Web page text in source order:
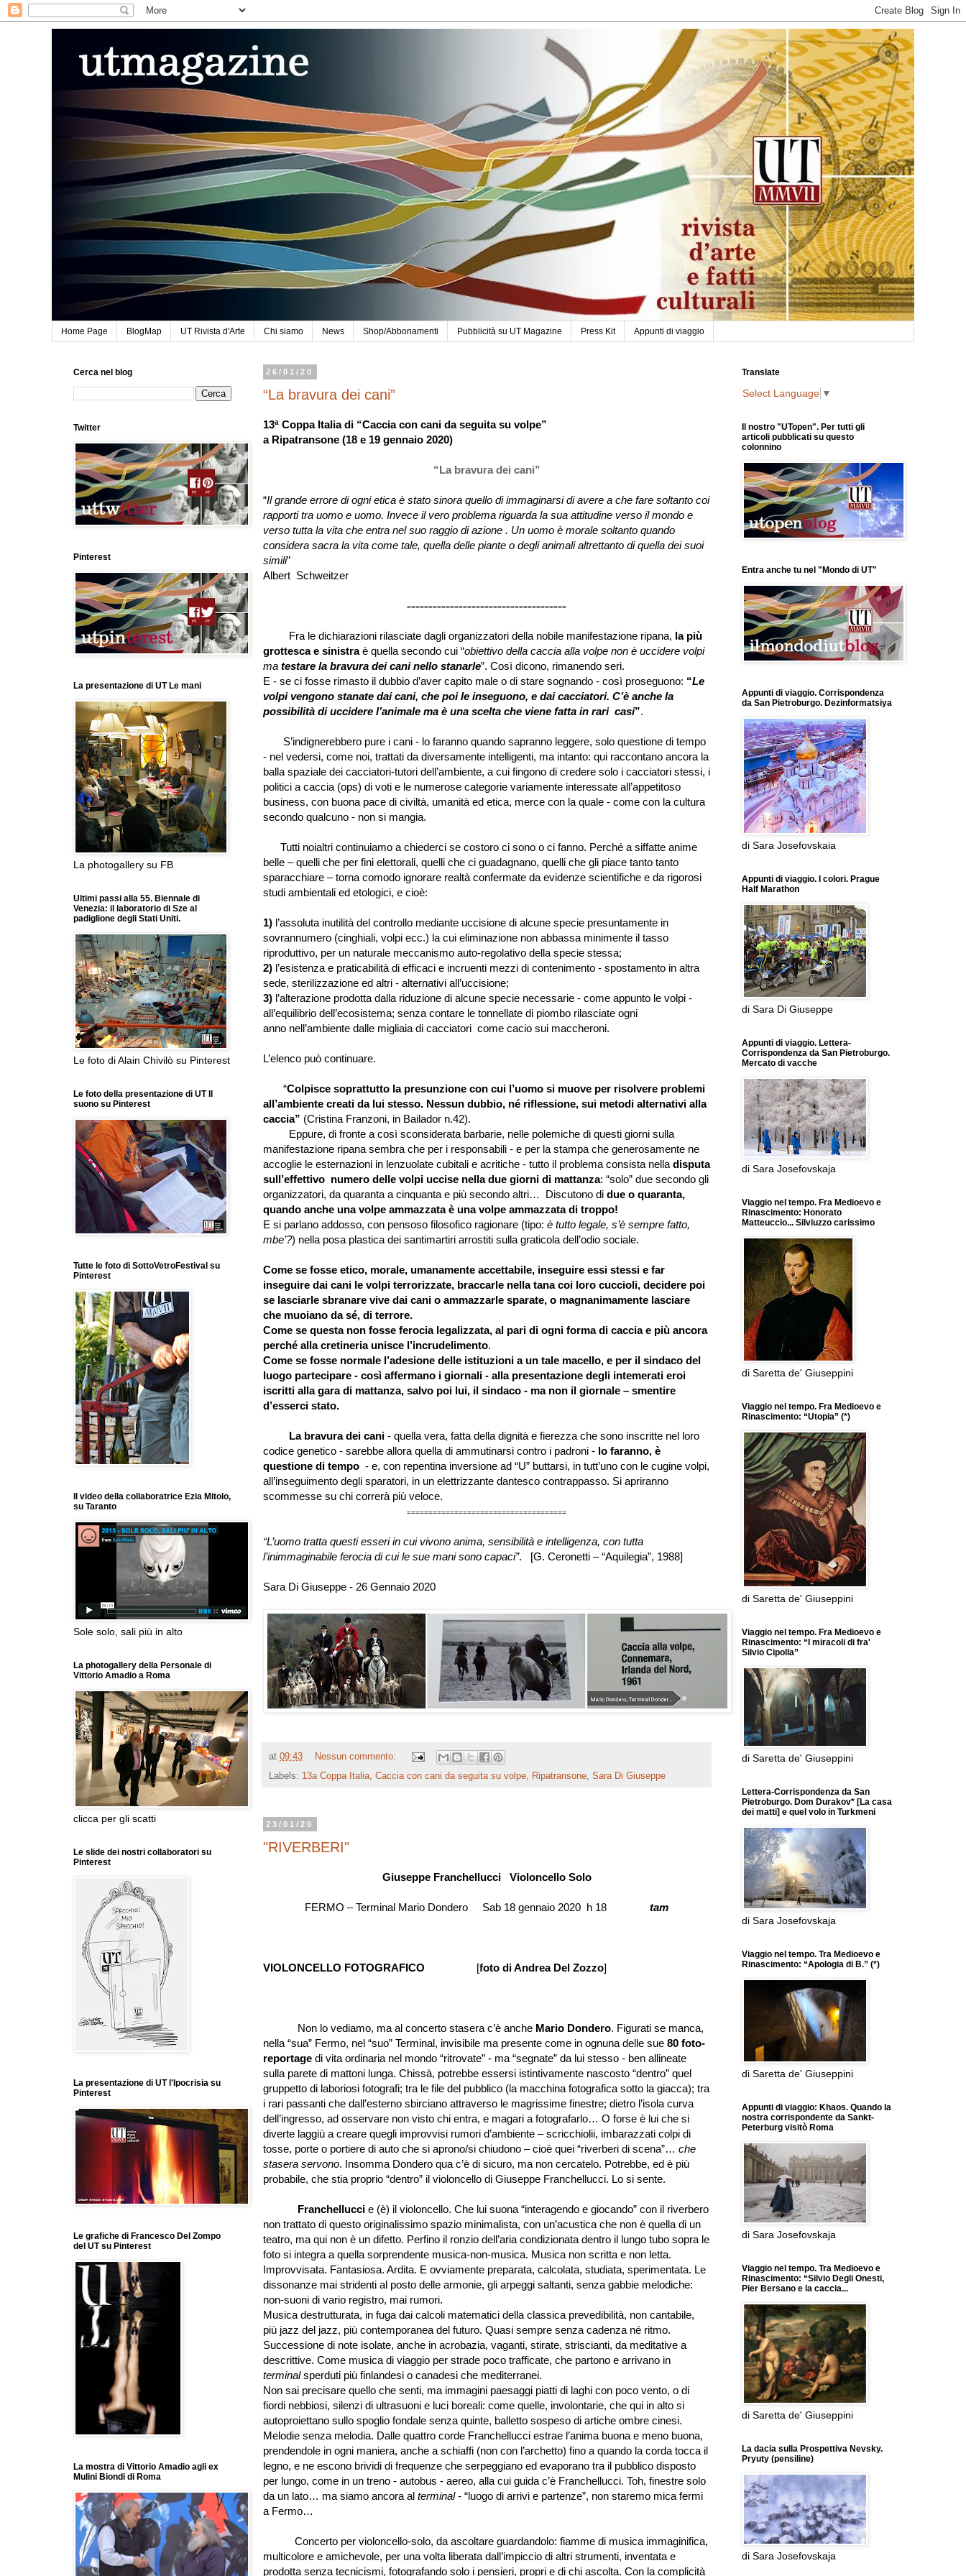
Home Page BlogMap UT Rivista d'Arte Chi siamo News Shop/Abbonamenti Pubblicità su UT Magazine Press Kit Appunti di viaggio
26/01/20
“La bravura dei cani”
13ª Coppa Italia di “Caccia con cani da seguita su volpe”
a Ripatransone (18 e 19 gennaio 2020)
“La bravura dei cani”
“Il grande errore di ogni etica è stato sinora quello di immaginarsi di avere a che fare soltanto coi
rapporti tra uomo e uomo. Invece il vero problema riguarda la sua attitudine verso il mondo e
verso tutta la vita che entra nel suo raggio di azione . Un uomo è morale soltanto quando
considera sacra la vita come tale, quella delle piante o degli animali altrettanto di quella dei suoi
simili”
Albert Schweitzer
=====================================
Fra le dichiarazioni rilasciate dagli organizzatori della nobile manifestazione ripana, la più
grottesca e sinistraè quella secondo cui “obiettivo della caccia alla volpe non è uccidere volpi
ma testare la bravura dei cani nello stanarle”. Così dicono, rimanendo seri.
E - se ci fosse rimasto il dubbio d’aver capito male o di stare sognando - così proseguono: “Le
volpi vengono stanate dai cani, che poi le inseguono, e dai cacciatori. C’è anche la
possibilità di uccidere l’animale ma è una scelta che viene fatta in rari casi”.
S’indignerebbero pure i cani - lo faranno quando sapranno leggere, solo questione di tempo
- nel vedersi, come noi, trattati da diversamente intelligenti, ma intanto: qui raccontano ancora la
balla spaziale dei cacciatori-tutori dell’ambiente, a cui fingono di credere solo i cacciatori stessi, i
politici a caccia (ops) di voti e le numerose categorie variamente interessate all’appetitoso
business, con buona pace di civiltà, umanità ed etica, merce con la quale - come con la cultura
secondo qualcuno - non si mangia.
Tutti noialtri continuiamo a chiederci se costoro ci sono o ci fanno. Perché a siffatte anime
belle – quelli che per fini elettorali, quelli che ci guadagnano, quelli che gli piace tanto tanto
sparacchiare – torna comodo ignorare realtà confermate da evidenze scientifiche e da rigorosi
studi ambientali ed etologici, e cioè:
1) l’assoluta inutilità del controllo mediante uccisione di alcune specie presuntamente in
sovrannumero (cinghiali, volpi ecc.) la cui eliminazione non abbassa minimente il tasso
riproduttivo, per un naturale meccanismo auto-regolativo della specie stessa;
2) l’esistenza e praticabilità di efficaci e incruenti mezzi di contenimento - spostamento in altra
sede, sterilizzazione ed altri - alternativi all’uccisione;
3) l’alterazione prodotta dalla riduzione di alcune specie necessarie - come appunto le volpi -
all’equilibrio dell’ecosistema; senza contare le tonnellate di piombo rilasciate ogni
anno nell’ambiente dalle migliaia di cacciatori come cacio sui maccheroni.
L’elenco può continuare.
“Colpisce soprattutto la presunzione con cui l’uomo si muove per risolvere problemi
all’ambiente creati da lui stesso. Nessun dubbio, né riflessione, sui metodi alternativi alla
caccia” (Cristina Franzoni, in Bailador n.42).
Eppure, di fronte a così sconsiderata barbarie, nelle polemiche di questi giorni sulla
manifestazione ripana sembra che per i responsabili - e per la stampa che generosamente ne
accoglie le esternazioni in lenzuolate cubitali e acritiche - tutto il problema consista nella disputa
sull’effettivo numero delle volpi uccise nella due giorni di mattanza: “solo” due secondo gli
organizzatori, da quaranta a cinquanta e più secondo altri… Discutono di due o quaranta,
quando anche una volpe ammazzata è una volpe ammazzata di troppo!
E si parlano addosso, con pensoso filosofico ragionare (tipo: è tutto legale, s’è sempre fatto,
mbe’?) nella posa plastica dei santimartiri arrostiti sulla graticola dell’odio sociale.
Come se fosse etico, morale, umanamente accettabile, inseguire essi stessi e far
inseguire dai cani le volpi terrorizzate, braccarle nella tana coi loro cuccioli, decidere poi
se lasciarle sbranare vive dai cani o ammazzarle sparate, o magnanimamente lasciare
che muoiano da sé, di terrore.
Come se questa non fosse ferocia legalizzata, al pari di ogni forma di caccia e più ancora
perché alla cretineria unisce l’incrudelimento.
Come se fosse normale l’adesione delle istituzioni a un tale macello, e per il sindaco del
luogo partecipare - così affermano i giornali - alla presentazione degli intemerati eroi
iscritti alla gara di mattanza, salvo poi lui, il sindaco - ma non il giornale – smentire
d’esserci stato.
La bravura dei cani - quella vera, fatta della dignità e fierezza che sono inscritte nel loro
codice genetico - sarebbe allora quella di ammutinarsi contro i padroni - lo faranno, è
questione di tempo - e, con repentina inversione ad “U” buttarsi, in tutt’uno con le cugine volpi,
all’inseguimento degli sparatori, in un elettrizzante dantesco contrappasso. Si apriranno
scommesse su chi correrà più veloce.
=====================================
“L’uomo tratta questi esseri in cui vivono anima, sensibilità e intelligenza, con tutta
l’inimmaginabile ferocia di cui le sue mani sono capaci”. [G. Ceronetti – “Aquilegia”, 1988]
Sara Di Giuseppe - 26 Gennaio 2020
at 09:43
Nessun commento:
Labels: 13a Coppa Italia, Caccia con cani da seguita su volpe, Ripatransone, Sara Di Giuseppe
23/01/20
"RIVERBERI"
Giuseppe Franchellucci Violoncello Solo
FERMO – Terminal Mario Dondero Sab 18 gennaio 2020 h 18 tam
VIOLONCELLO FOTOGRAFICO [foto di Andrea Del Zozzo]
Non lo vediamo, ma al concerto stasera c’è anche Mario Dondero. Figurati se manca,
nella “sua” Fermo, nel “suo” Terminal, invisibile ma presente come in ognuna delle sue 80 foto-
reportage di vita ordinaria nel mondo “ritrovate” - ma “segnate” da lui stesso - ben allineate
sulla parete di mattoni lunga. Chissà, potrebbe essersi istintivamente nascosto “dentro” quel
gruppetto di laboriosi fotografi; tra le file del pubblico (la macchina fotografica sotto la giacca); tra
i rari passanti che dall’esterno sbirciano attraverso le magrissime finestre; dietro l’isola curva
dell’ingresso, ad osservare non visto chi entra, e magari a fotografarlo… O forse è lui che si
diverte laggiù a creare quegli improvvisi rumori d’ambiente – scricchiolii, imbarazzati colpi di
tosse, porte o portiere di auto che si aprono/si chiudono – cioè quei “riverberi di scena”… che
stasera servono. Insomma Dondero qua c’è di sicuro, ma non cercatelo. Potrebbe, ed è più
probabile, che stia proprio “dentro” il violoncello di Giuseppe Franchellucci. Lo si sente.
Franchellucci e (è) il violoncello. Che lui suona “interagendo e giocando” con il riverbero
non trattato di questo originalissimo spazio minimalista, con un’acustica che non è quella di un
teatro, ma qui non è un difetto. Perfino il ronzio dell’aria condizionata dentro il lungo tubo sopra le
foto si integra a quella sorprendente musica-non-musica. Musica non scritta e non letta.
Improvvisata. Fantasiosa. Ardita. E ovviamente preparata, calcolata, studiata, sperimentata. Le
dissonanze mai stridenti al posto delle armonie, gli arpeggi saltanti, senza gabbie melodiche:
non-suoni di vario registro, mai rumori.
Musica destrutturata, in fuga dai calcoli matematici della classica prevedibilità, non cantabile,
più jazz del jazz, più contemporanea del futuro. Quasi sempre senza cadenza né ritmo.
Successione di note isolate, anche in acrobazia, vaganti, stirate, striscianti, da meditative a
descrittive. Come musica di viaggio per strade poco trafficate, che partono e arrivano in
terminalsperduti più finlandesi o canadesi che mediterranei.
Non sai precisare quello che senti, ma immagini paesaggi piatti di laghi con poco vento, o di
fiordi nebbiosi, silenzi di ultrasuoni e luci boreali: come quelle, involontarie, che qui in alto si
autoproiettano sullo spoglio fondale senza quinte, balletto sospeso di artiche ombre cinesi.
Melodie senza melodia. Dalle quattro corde Franchellucci estrae l’anima buona e meno buona,
prendendole in ogni maniera, anche a schiaffi (non con l’archetto) fino a quando la corda tocca il
legno, e ne escono brividi di frequenze che serpeggiano ed evaporano tra il pubblico disposto
per lungo, come in un treno - autobus - aereo, alla cui guida c’è Franchellucci. Toh, finestre solo
da un lato… ma siamo ancora al terminal- “luogo di arrivi e partenze”, non staremo mica fermi
a Fermo…
Concerto per violoncello-solo, da ascoltare guardandolo: fiamme di musica immaginifica,
multicolore e amichevole, per una volta liberata dall’impiccio di altri strumenti, inventata e
prodotta senza tecnicismi, fotografando solo i pensieri, propri e di chi ascolta. Con la complicità
Cerca nel blog
Twitter
Pinterest
La presentazione di UT Le mani
La photogallery su FB
Ultimi passi alla 55. Biennale di
Venezia: il laboratorio di Sze al
padiglione degli Stati Uniti.
Le foto di Alain Chivilò su Pinterest
Le foto della presentazione di UT Il
suono su Pinterest
Tutte le foto di SottoVetroFestival su
Pinterest
Il video della collaboratrice Ezia Mitolo,
su Taranto
Sole solo, sali più in alto
La photogallery della Personale di
Vittorio Amadio a Roma
clicca per gli scatti
Le slide dei nostri collaboratori su
Pinterest
La presentazione di UT l'Ipocrisia su
Pinterest
Le grafiche di Francesco Del Zompo
del UT su Pinterest
La mostra di Vittorio Amadio agli ex
Mulini Biondi di Roma
Translate
Select Language ▼
Il nostro "UTopen". Per tutti gli
articoli pubblicati su questo
colonnino
Entra anche tu nel "Mondo di UT"
Appunti di viaggio. Corrispondenza
da San Pietroburgo. Dezinformatsiya
di Sara Josefovskaia
Appunti di viaggio. I colori. Prague
Half Marathon
di Sara Di Giuseppe
Appunti di viaggio. Lettera-
Corrispondenza da San Pietroburgo.
Mercato di vacche
di Sara Josefovskaja
Viaggio nel tempo. Fra Medioevo e
Rinascimento: Honorato
Matteuccio... Silviuzzo carissimo
di Saretta de' Giuseppini
Viaggio nel tempo. Fra Medioevo e
Rinascimento: “Utopia” (*)
di Saretta de' Giuseppini
Viaggio nel tempo. Fra Medioevo e
Rinascimento: “I miracoli di fra'
Silvio Cipolla”
di Saretta de' Giuseppini
Lettera-Corrispondenza da San
Pietroburgo. Dom Durakov* [La casa
dei matti] e quel volo in Turkmeni
di Sara Josefovskaja
Viaggio nel tempo. Tra Medioevo e
Rinascimento: “Apologia di B.” (*)
di Saretta de' Giuseppini
Appunti di viaggio: Khaos. Quando la
nostra corrispondente da Sankt-
Peterburg visitò Roma
di Sara Josefovskaja
Viaggio nel tempo. Tra Medioevo e
Rinascimento: “Silvio Degli Onesti,
Pier Bersano e la caccia...
di Saretta de' Giuseppini
La dacia sulla Prospettiva Nevsky.
Pryuty (pensiline)
di Sara Josefovskaja